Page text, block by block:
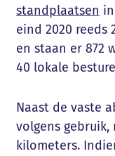
standplaatsen
eind 2020 reeds
en staan er 872
40 lokale
Naast de vaste
volgens
kilometers.